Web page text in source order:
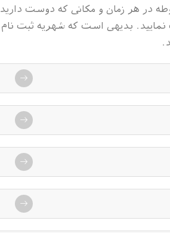
در هر زمان و مکانی که دوست دارید
را دریافت نمایید. بدیهی است که شهریه ثبت نام